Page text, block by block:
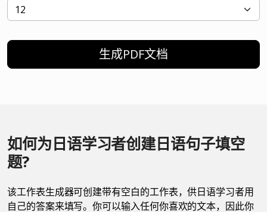
生成PDF文档
如何为日语学习者创建日语句子填空
题?
该工作表生成器可创建带有空白的工作表，供日语学习者用
自己的答案来填写。你可以输入任何你喜欢的文本，因此你